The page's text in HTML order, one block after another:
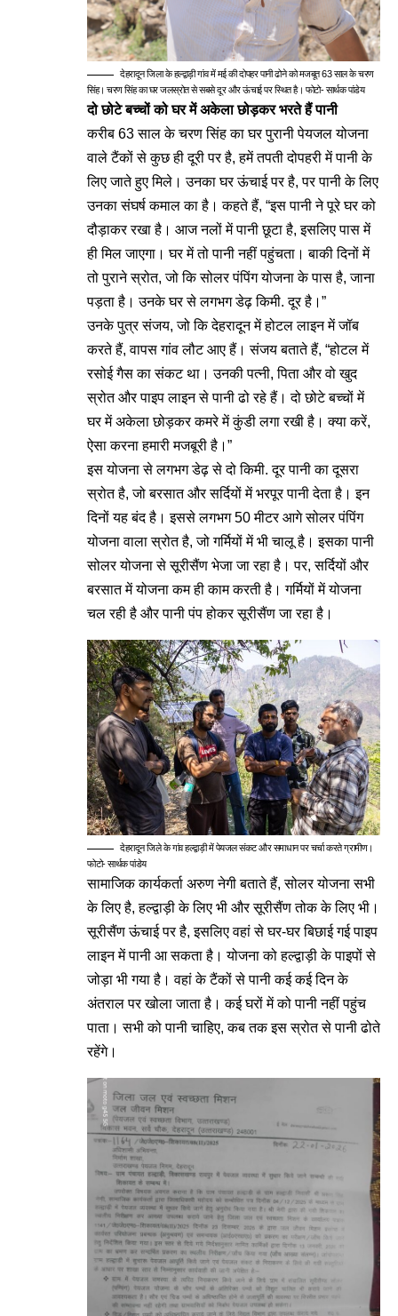
देहरादून जिला के हल्द्वाड़ी गांव में मई की दोपहर पानी ढोने को मजबूत 63 साल के चरण
सिंह। चरण सिंह का घर जलस्रोत से सबसे दूर और ऊंचाई पर स्थित है। फोटो- सार्थक पांडेय
दो छोटे बच्चों को घर में अकेला छोड़कर भरते हैं पानी
करीब 63 साल के चरण सिंह का घर पुरानी पेयजल योजना
वाले टैंकों से कुछ ही दूरी पर है, हमें तपती दोपहरी में पानी के
लिए जाते हुए मिले। उनका घर ऊंचाई पर है, पर पानी के लिए
उनका संघर्ष कमाल का है। कहते हैं, “इस पानी ने पूरे घर को
दौड़ाकर रखा है। आज नलों में पानी छूटा है, इसलिए पास में
ही मिल जाएगा। घर में तो पानी नहीं पहुंचता। बाकी दिनों में
तो पुराने स्रोत, जो कि सोलर पंपिंग योजना के पास है, जाना
पड़ता है। उनके घर से लगभग डेढ़ किमी. दूर है।”
उनके पुत्र संजय, जो कि देहरादून में होटल लाइन में जॉब
करते हैं, वापस गांव लौट आए हैं। संजय बताते हैं, “होटल में
रसोई गैस का संकट था। उनकी पत्नी, पिता और वो खुद
स्रोत और पाइप लाइन से पानी ढो रहे हैं। दो छोटे बच्चों में
घर में अकेला छोड़कर कमरे में कुंडी लगा रखी है। क्या करें,
ऐसा करना हमारी मजबूरी है।”
इस योजना से लगभग डेढ़ से दो किमी. दूर पानी का दूसरा
स्रोत है, जो बरसात और सर्दियों में भरपूर पानी देता है। इन
दिनों यह बंद है। इससे लगभग 50 मीटर आगे सोलर पंपिंग
योजना वाला स्रोत है, जो गर्मियों में भी चालू है। इसका पानी
सोलर योजना से सूरीसैंण भेजा जा रहा है। पर, सर्दियों और
बरसात में योजना कम ही काम करती है। गर्मियों में योजना
चल रही है और पानी पंप होकर सूरीसैंण जा रहा है।
देहरादून जिले के गांव हल्द्वाड़ी में पेयजल संकट और समाधान पर चर्चा करते ग्रामीण।
फोटो- सार्थक पांडेय
सामाजिक कार्यकर्ता अरुण नेगी बताते हैं, सोलर योजना सभी
के लिए है, हल्द्वाड़ी के लिए भी और सूरीसैंण तोक के लिए भी।
सूरीसैंण ऊंचाई पर है, इसलिए वहां से घर-घर बिछाई गई पाइप
लाइन में पानी आ सकता है। योजना को हल्द्वाड़ी के पाइपों से
जोड़ा भी गया है। वहां के टैंकों से पानी कई कई दिन के
अंतराल पर खोला जाता है। कई घरों में को पानी नहीं पहुंच
पाता। सभी को पानी चाहिए, कब तक इस स्रोत से पानी ढोते
रहेंगे।